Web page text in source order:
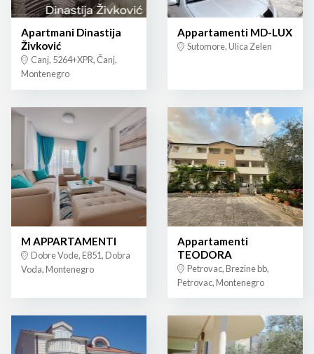
Apartmani Dinastija
Živković
Canj, 5264+XPR, Čanj,
Montenegro
Appartamenti MD-LUX
Sutomore, Ulica Zelen
M APPARTAMENTI
Dobre Vode, E851, Dobra
Voda, Montenegro
Appartamenti
TEODORA
Petrovac, Brezine bb,
Petrovac, Montenegro